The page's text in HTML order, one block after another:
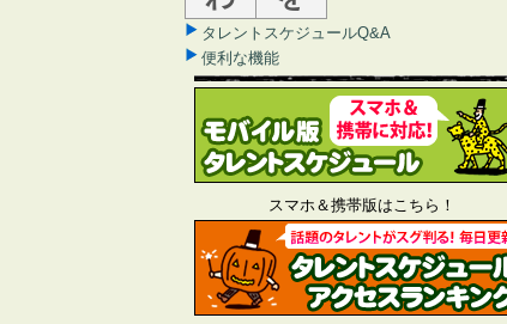
タレントスケジュールQ&A
便利な機能
スマホ＆携帯版はこちら！